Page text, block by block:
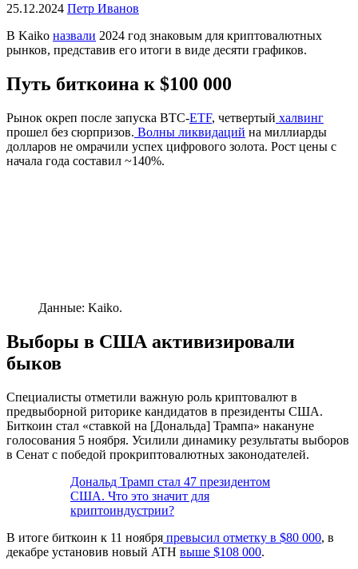
25.12.2024 Петр Иванов
В Kaiko назвали 2024 год знаковым для криптовалютных
рынков, представив его итоги в виде десяти графиков.
Путь биткоина к $100 000
Рынок окреп после запуска BTC-ETF, четвертый халвинг
прошел без сюрпризов. Волны ликвидаций на миллиарды
долларов не омрачили успех цифрового золота. Рост цены с
начала года составил ~140%.
Данные: Kaiko.
Выборы в США активизировали
быков
Специалисты отметили важную роль криптовалют в
предвыборной риторике кандидатов в президенты США.
Биткоин стал «ставкой на [Дональда] Трампа» накануне
голосования 5 ноября. Усилили динамику результаты выборов
в Сенат с победой прокриптовалютных законодателей.
Дональд Трамп стал 47 президентом
США. Что это значит для
криптоиндустрии?
В итоге биткоин к 11 ноября превысил отметку в $80 000, в
декабре установив новый ATH выше $108 000.